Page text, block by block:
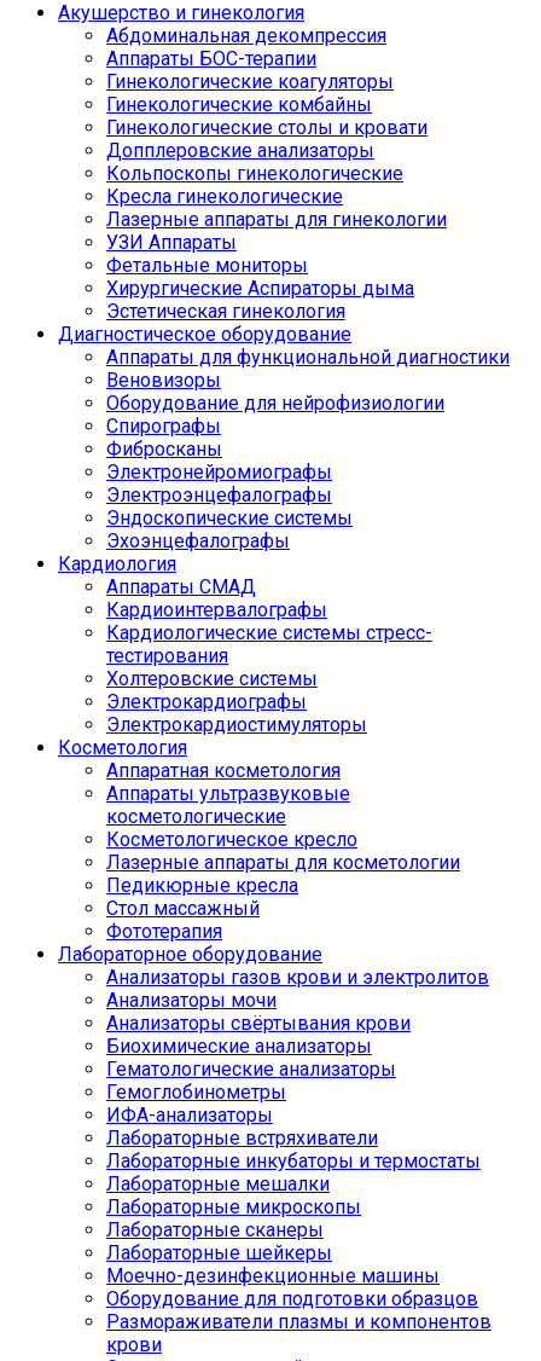
Акушерство и гинекология
Абдоминальная декомпрессия
Аппараты БОС-терапии
Гинекологические коагуляторы
Гинекологические комбайны
Гинекологические столы и кровати
Допплеровские анализаторы
Кольпоскопы гинекологические
Кресла гинекологические
Лазерные аппараты для гинекологии
УЗИ Аппараты
Фетальные мониторы
Хирургические Аспираторы дыма
Эстетическая гинекология
Диагностическое оборудование
Аппараты для функциональной диагностики
Веновизоры
Оборудование для нейрофизиологии
Спирографы
Фибросканы
Электронейромиографы
Электроэнцефалографы
Эндоскопические системы
Эхоэнцефалографы
Кардиология
Аппараты СМАД
Кардиоинтервалографы
Кардиологические системы стресс-
тестирования
Холтеровские системы
Электрокардиографы
Электрокардиостимуляторы
Косметология
Аппаратная косметология
Аппараты ультразвуковые
косметологические
Косметологическое кресло
Лазерные аппараты для косметологии
Педикюрные кресла
Стол массажный
Фототерапия
Лабораторное оборудование
Анализаторы газов крови и электролитов
Анализаторы мочи
Анализаторы свёртывания крови
Биохимические анализаторы
Гематологические анализаторы
Гемоглобинометры
ИФА-анализаторы
Лабораторные встряхиватели
Лабораторные инкубаторы и термостаты
Лабораторные мешалки
Лабораторные микроскопы
Лабораторные сканеры
Лабораторные шейкеры
Моечно-дезинфекционные машины
Оборудование для подготовки образцов
Размораживатели плазмы и компонентов
крови